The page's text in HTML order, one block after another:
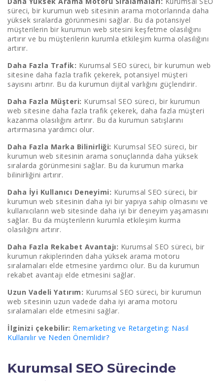
süreci, bir kurumun web sitesinin arama motorlarında daha
yüksek sıralarda görünmesini sağlar. Bu da potansiyel
müşterilerin bir kurumun web sitesini keşfetme olasılığını
artırır ve bu müşterilerin kurumla etkileşim kurma olasılığını
artırır.
Daha Fazla Trafik: Kurumsal SEO süreci, bir kurumun web
sitesine daha fazla trafik çekerek, potansiyel müşteri
sayısını artırır. Bu da kurumun dijital varlığını güçlendirir.
Daha Fazla Müşteri: Kurumsal SEO süreci, bir kurumun
web sitesine daha fazla trafik çekerek, daha fazla müşteri
kazanma olasılığını artırır. Bu da kurumun satışlarını
artırmasına yardımcı olur.
Daha Fazla Marka Bilinirliği: Kurumsal SEO süreci, bir
kurumun web sitesinin arama sonuçlarında daha yüksek
sıralarda görünmesini sağlar. Bu da kurumun marka
bilinirliğini artırır.
Daha İyi Kullanıcı Deneyimi: Kurumsal SEO süreci, bir
kurumun web sitesinin daha iyi bir yapıya sahip olmasını ve
kullanıcıların web sitesinde daha iyi bir deneyim yaşamasını
sağlar. Bu da müşterilerin kurumla etkileşim kurma
olasılığını artırır.
Daha Fazla Rekabet Avantajı: Kurumsal SEO süreci, bir
kurumun rakiplerinden daha yüksek arama motoru
sıralamaları elde etmesine yardımcı olur. Bu da kurumun
rekabet avantajı elde etmesini sağlar.
Uzun Vadeli Yatırım: Kurumsal SEO süreci, bir kurumun
web sitesinin uzun vadede daha iyi arama motoru
sıralamaları elde etmesini sağlar.
İlginizi çekebilir: Remarketing ve Retargeting: Nasıl
Kullanılır ve Neden Önemlidir?
Kurumsal SEO Sürecinde